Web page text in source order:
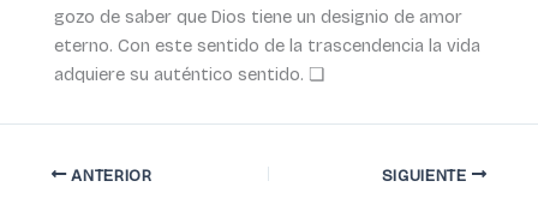
gozo de saber que Dios tiene un designio de amor
eterno. Con este sentido de la trascendencia la vida
adquiere su auténtico sentido. ❏
ANTERIOR SIGUIENTE